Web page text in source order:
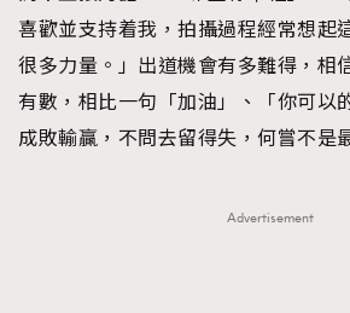
喜歡並支持着我，拍攝過程經常想起
很多力量。」出道機會有多難得，相
有數，相比一句「加油」、「你可以
成敗輸贏，不問去留得失，何嘗不是
Advertisement